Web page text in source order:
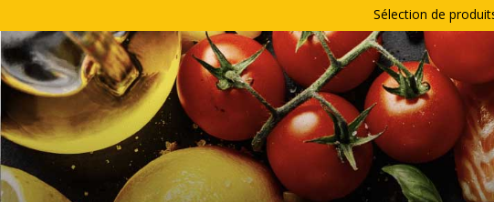
au
contenu
Sélection de